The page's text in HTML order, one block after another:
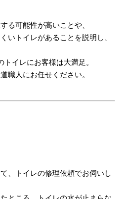
る可能性が高いことや、
いトイレがあることを説明し、
イレにお客様は大満足。
職人にお任せください。
、トイレの修理依頼でお伺いし